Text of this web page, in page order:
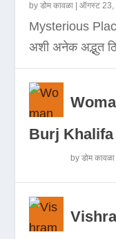
byडोम कावळा |ऑगस्ट 23,
Mysterious
अशी अनेक अद्भुत
Burj
byडोम कावळा